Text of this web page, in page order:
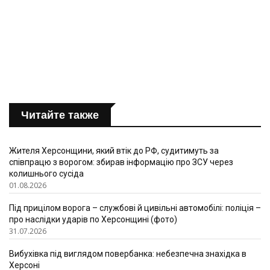
Читайте также
Жителя Херсонщини, який втік до РФ, судитимуть за
співпрацю з ворогом: збирав інформацію про ЗСУ через
колишнього сусіда
01.08.2026
Під прицілом ворога – службові й цивільні автомобілі: поліція –
про наслідки ударів по Херсонщині (фото)
31.07.2026
Вибухівка під виглядом повербанка: небезпечна знахідка в
Херсоні